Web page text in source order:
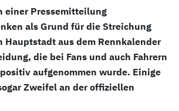
einer Pressemitteilung
als Grund für die Streichung
Hauptstadt aus dem Rennkalender
die bei Fans und auch Fahrern
aufgenommen wurde. Einige
Zweifel an der offiziellen